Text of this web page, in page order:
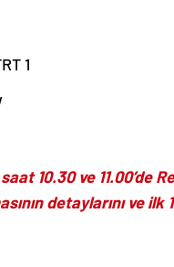
1
10.30 ve 11.00’de
detaylarını ve ilk